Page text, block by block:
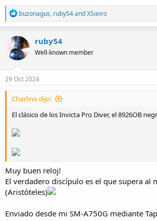
R
e
a
c
t
i
o
n
s
buzonagus, ruby54andXSieiro
ruby54
Well-known member
29 Oct 2024
Charlino dijo:
El clásico de los Invicta Pro Diver, el 8926OB
Muy buen reloj!
El verdadero discípulo es el que supera al
(Aristóteles)
Enviado desde mi SM-A750G mediante